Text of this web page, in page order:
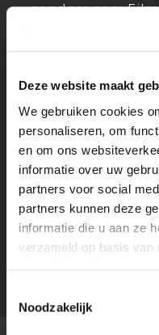
Deze website maakt
We gebruiken cookies
personaliseren, om
en om ons
informatie over uw
partners voor social
partners kunnen deze
informatie die u aan ze
verzameld op basis van
Noodzakelijk
zenders aan;
Film1 Drama,
en FilmBox.